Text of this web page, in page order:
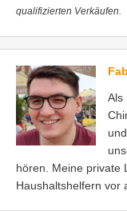
qualifizierten Verkäufen.
Als
hören. Meine private
Haushaltshelfern vor